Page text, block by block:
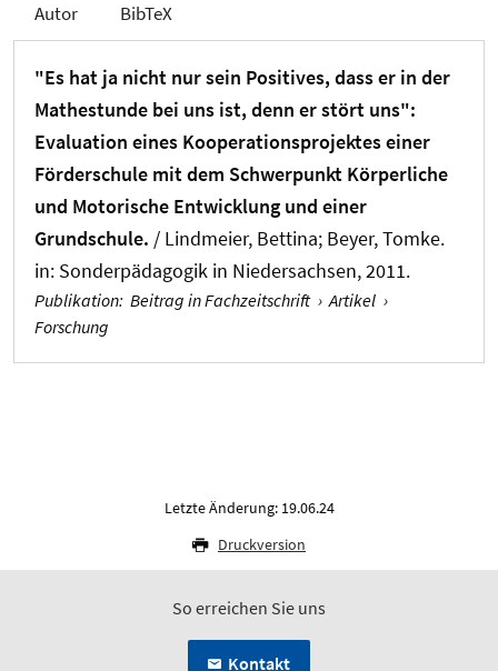
Autor BibTeX
"Es hat ja nicht nur sein Positives, dass er in der
Mathestunde bei uns ist, denn er stört uns":
Evaluation eines Kooperationsprojektes einer
Förderschule mit dem Schwerpunkt Körperliche
und Motorische Entwicklung und einer
Grundschule. / Lindmeier, Bettina; Beyer, Tomke.
in: Sonderpädagogik in Niedersachsen, 2011.
Publikation: Beitrag in Fachzeitschrift › Artikel ›
Forschung
Letzte Änderung: 19.06.24
Druckversion
So erreichen Sie uns
Kontakt